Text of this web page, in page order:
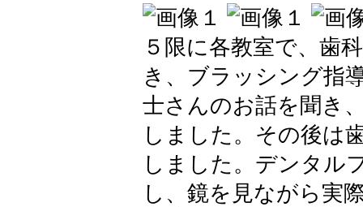
５限に各教室で、歯
き、ブラッシング指
士さんのお話を聞き
しました。その後は
しました。デンタル
し、鏡を見ながら実